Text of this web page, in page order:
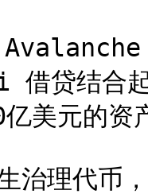
贷结合
美元的资
治理代币